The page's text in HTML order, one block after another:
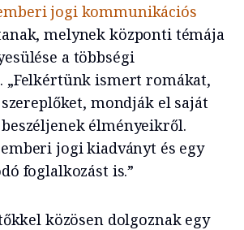
jogi kommunikációs
melynek központi témája
a többségi
„Felkértünk ismert romákat,
mondják el saját
élményeikről.
jogi kiadványt és egy
foglalkozást is.”
közösen dolgoznak egy